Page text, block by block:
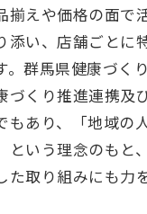
揃えや価格の面で
添い、店舗ごとに
。群馬県健康づく
づくり推進連携及
もあり、「地域の
という理念のもと
た取り組みにも力